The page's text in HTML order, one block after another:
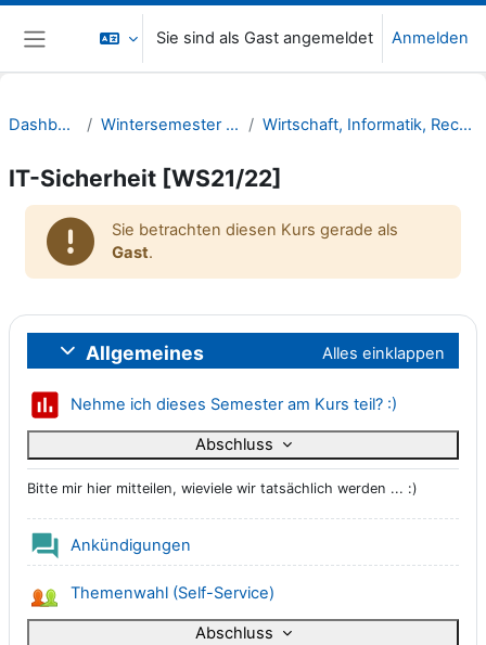
Zum Hauptinhalt
Website-Übersicht
Sie sind als Gast angemeldet Anmelden
Dashboard Wintersemester 21/22 Wirtschaft, Informatik, Recht (WIR)
IT-Sicherheit [WS21/22]
Sie betrachten diesen Kurs gerade als
Gast.
Abschnittsübersicht
Einklappen
Allgemeines Alles einklappen
Nehme ich dieses Semester am Kurs teil? :)
Abschluss
Bitte mir hier mitteilen, wieviele wir tatsächlich werden ... :)
Ankündigungen
Themenwahl (Self-Service)
Abschluss